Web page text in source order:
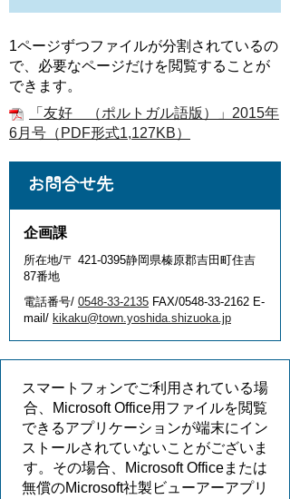
1ページずつファイルが分割されているの
で、必要なページだけを閲覧することが
できます。
「友好 （ポルトガル語版）」2015年
6月号（PDF形式1,127KB）
お問合せ先
企画課
所在地/〒 421-0395静岡県榛原郡吉田町住吉
87番地
電話番号/ 0548-33-2135 FAX/0548-33-2162 E-
mail/ kikaku@town.yoshida.shizuoka.jp
スマートフォンでご利用されている場
合、Microsoft Office用ファイルを閲覧
できるアプリケーションが端末にイン
ストールされていないことがございま
す。その場合、Microsoft Officeまたは
無償のMicrosoft社製ビューアーアプリ